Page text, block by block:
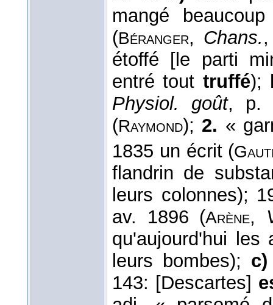
mangé
(Béranger, Chans.
étoffé [le parti
entré tout truffé);
Physiol. goût, p.
(Raymond); 2. «
1835 un écrit (
flandrin de
leurs colonnes);
av. 1896 (Arène,
qu'aujourd'hui
leurs bombes); c)
143: [Descartes]